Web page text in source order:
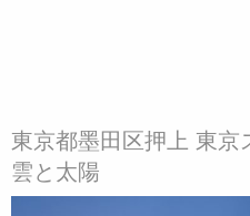
東京都墨田区押上 東京
雲と太陽